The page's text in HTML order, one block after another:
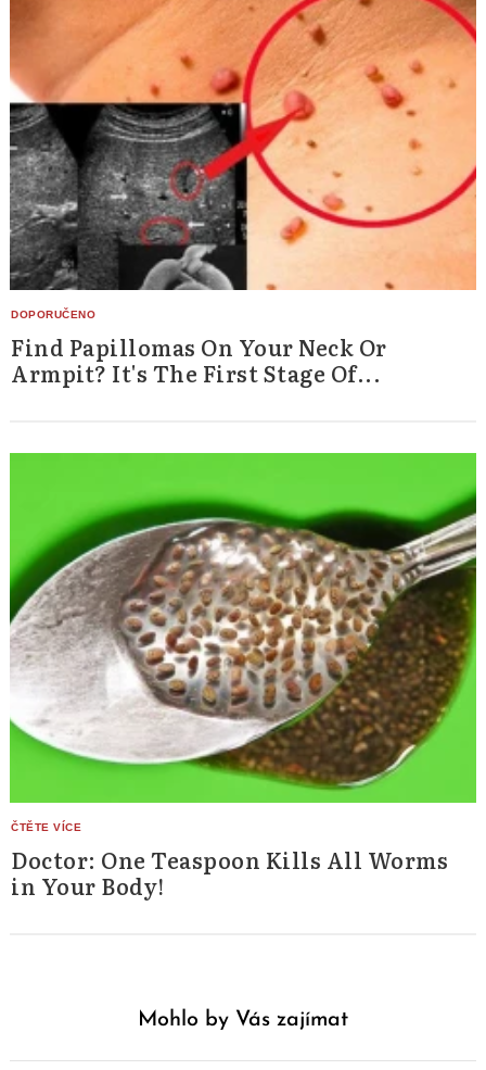
Find Papillomas On Your Neck Or
Armpit? It's The First Stage Of...
Doctor: One Teaspoon Kills All Worms
in Your Body!
Mohlo by Vás zajímat